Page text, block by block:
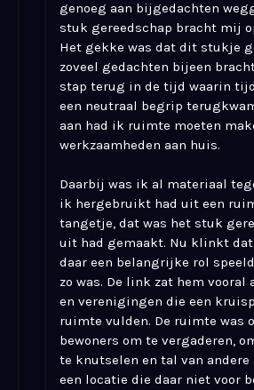
genoeg aan bijgedachten
stuk gereedschap bracht mij
Het gekke was dat dit stukje
zoveel gedachten bijeen
stap terug in de tijd waarin
een neutraal begrip
aan had ik ruimte moeten
werkzaamheden aan huis.
Daarbij was ik al materiaal
ik hergebruikt had uit een
tangetje, dat was het stuk
uit had gemaakt. Nu klinkt
daar een belangrijke rol
zo was. De link zat hem vooral
en verenigingen die een
ruimte vulden. De ruimte was
bewoners om te vergaderen,
te knutselen en tal van
een locatie die daar niet voor